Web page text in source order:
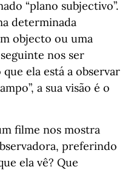
“plano subjectivo”.
determinada
objecto ou uma
nos ser
ela está a observar
a sua visão é o
filme nos mostra
preferindo
ela vê? Que